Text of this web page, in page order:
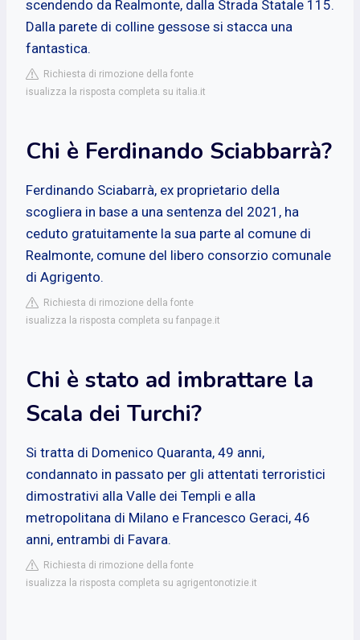
scendendo da Realmonte, dalla Strada Statale 115.
Dalla parete di colline gessose si stacca una
fantastica.
Richiesta di rimozione della fonte
isualizza la risposta completa su italia.it
Chi è Ferdinando Sciabbarrà?
Ferdinando Sciabarrà, ex proprietario della
scogliera in base a una sentenza del 2021, ha
ceduto gratuitamente la sua parte al comune di
Realmonte, comune del libero consorzio comunale
di Agrigento.
Richiesta di rimozione della fonte
isualizza la risposta completa su fanpage.it
Chi è stato ad imbrattare la
Scala dei Turchi?
Si tratta di Domenico Quaranta, 49 anni,
condannato in passato per gli attentati terroristici
dimostrativi alla Valle dei Templi e alla
metropolitana di Milano e Francesco Geraci, 46
anni, entrambi di Favara.
Richiesta di rimozione della fonte
isualizza la risposta completa su agrigentonotizie.it